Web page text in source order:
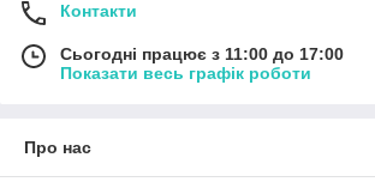
Контакти
Сьогодні працює з 11:00 до 17:00
Показати весь графік роботи
Про нас